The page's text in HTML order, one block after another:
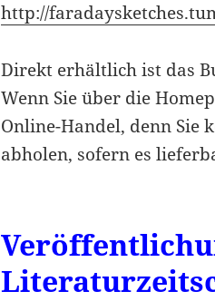
http://
Direkt erhältlich ist das
Wenn Sie über die
Online-Handel, denn Sie
abholen, sofern es